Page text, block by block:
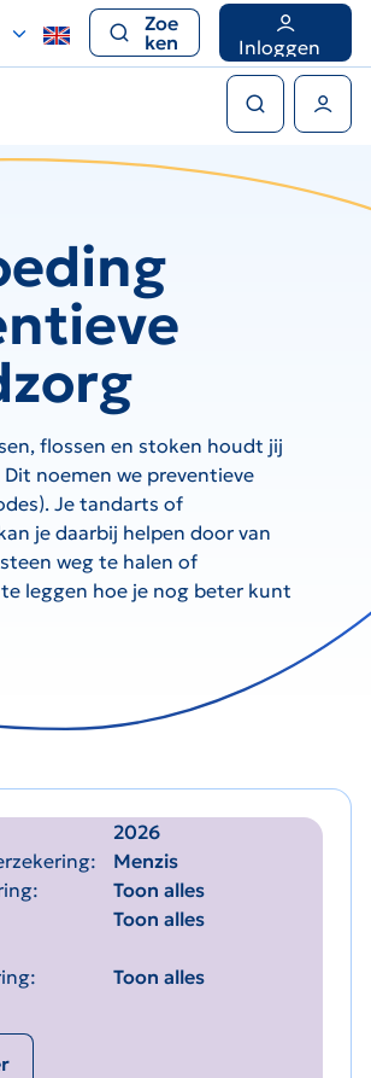
Zoe
ken
Inloggen
flossen en stoken houdt jij
noemen we preventieve
Je tandarts of
je daarbij helpen door van
weg te halen of
leggen hoe je nog beter kunt
2026
Menzis
Toon alles
Toon alles
Toon alles